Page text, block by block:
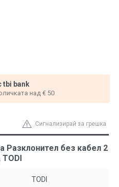
tbi bank
над € 50
Сигнализирай за грешка
Разклонител без кабел 2
TODI
TODI